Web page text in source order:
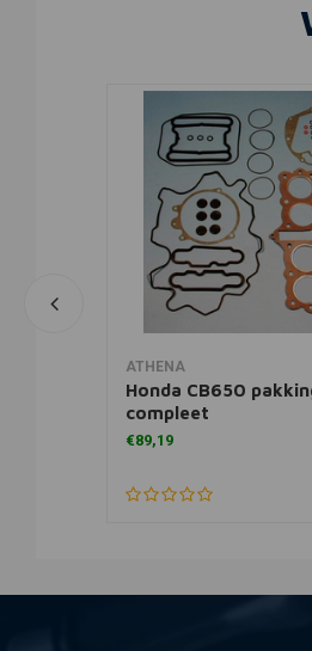
ATHENA
Honda CB650
compleet
€89,19